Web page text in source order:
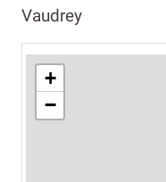
Vaudrey
+
−